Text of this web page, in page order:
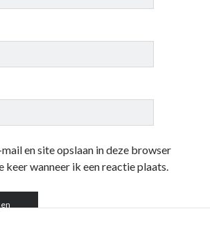
en site opslaan in deze browser
keer wanneer ik een reactie plaats.